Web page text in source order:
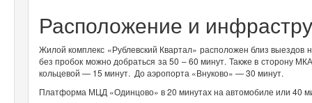
Расположение и
Жилой комплекс «Рублевский Квартал» расположен близ
без пробок можно добраться за 50 – 60 минут. Также в сторону
кольцевой — 15 минут. До аэропорта «Внуково» — 30 минут.
Платформа МЦД «Одинцово» в 20 минутах на автомобиле или 40